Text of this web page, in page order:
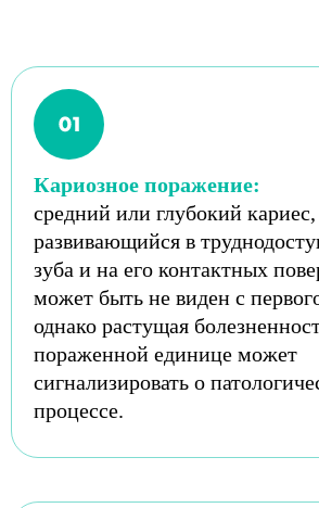
Кариозное поражение:
средний или глубокий кариес,
развивающийся в
зуба и на его контактных
может быть не виден с
однако растущая
пораженной единице может
сигнализировать о
процессе.